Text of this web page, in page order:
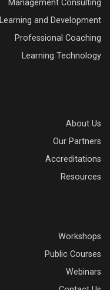
Management Consulting
Learning and Development
Professional Coaching
Learning Technology
About Us
Our Partners
Accreditations
Resources
Workshops
Public Courses
Webinars